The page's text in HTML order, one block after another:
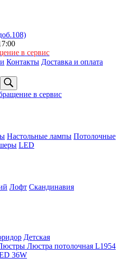
в сервис
Контакты Доставка и оплата
в сервис
Настольные лампы Потолочные
LED
Лофт Скандинавия
Детская
Люстра потолочная L1954
36W